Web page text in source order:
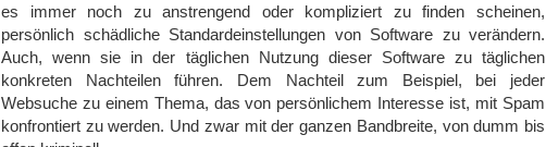
es immer noch zu anstrengend oder kompliziert zu finden scheinen,
persönlich schädliche Standardeinstellungen von Software zu verändern.
Auch, wenn sie in der täglichen Nutzung dieser Software zu täglichen
konkreten Nachteilen führen. Dem Nachteil zum Beispiel, bei jeder
Websuche zu einem Thema, das von persönlichem Interesse ist, mit Spam
konfrontiert zu werden. Und zwar mit der ganzen Bandbreite, von dumm bis